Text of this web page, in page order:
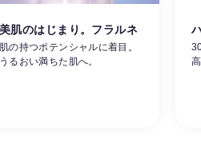
美肌のはじまり。フラルネ
肌の持つポテンシャルに着目。
うるおい満ちた肌へ。